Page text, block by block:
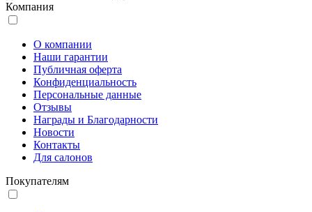
Компания
О компании
Наши гарантии
Публичная оферта
Конфиденциальность
Персональные данные
Отзывы
Награды и Благодарности
Новости
Контакты
Для салонов
Покупателям